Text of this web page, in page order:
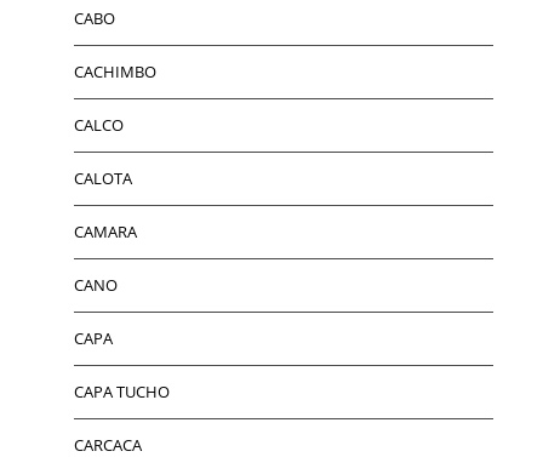
CABO
CACHIMBO
CALCO
CALOTA
CAMARA
CANO
CAPA
CAPA TUCHO
CARCACA